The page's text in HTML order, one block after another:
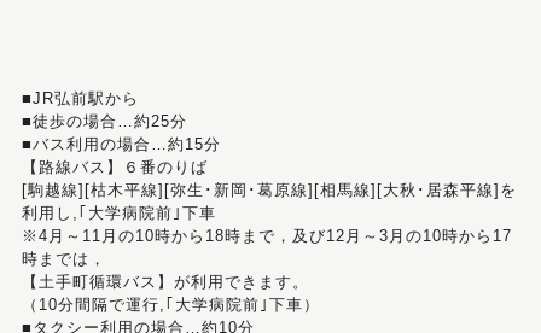
■JR弘前駅から
■徒歩の場合…約25分
■バス利用の場合…約15分
【路線バス】６番のりば
[駒越線][枯木平線][弥生･新岡･葛原線][相馬線][大秋･居森平線]を
利用し,｢大学病院前｣下車
※4月～11月の10時から18時まで，及び12月～3月の10時から17
時までは，
【土手町循環バス】が利用できます。
（10分間隔で運行,｢大学病院前｣下車）
■タクシー利用の場合…約10分